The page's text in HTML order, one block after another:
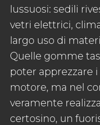
lussuosi: sedili
vetri elettrici,
largo uso di
Quelle gomme
poter apprezzare i
motore, ma nel
veramente
certosino, un